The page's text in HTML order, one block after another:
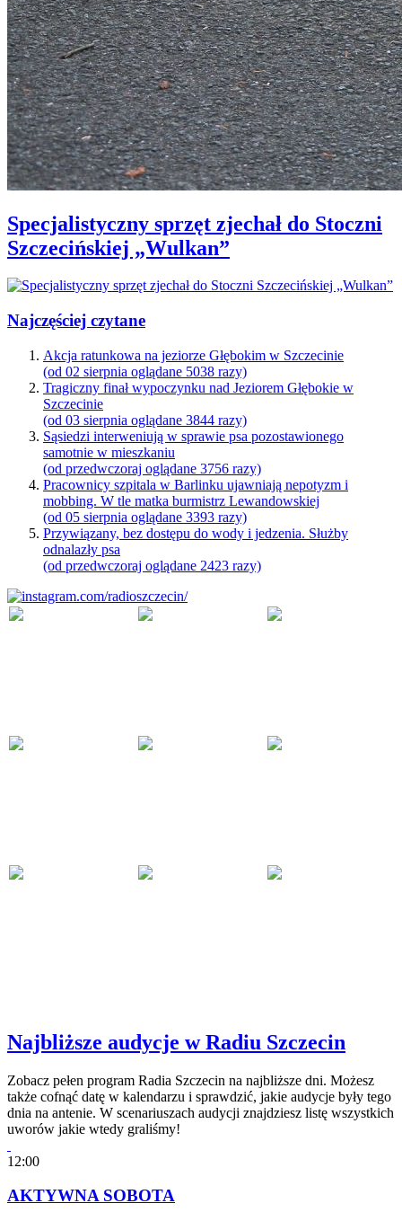
Specjalistyczny sprzęt zjechał do Stoczni
Szczecińskiej „Wulkan”
Najczęściej czytane
Akcja ratunkowa na jeziorze Głębokim w Szczecinie
(od 02 sierpnia oglądane 5038 razy)
Tragiczny finał wypoczynku nad Jeziorem Głębokie w
Szczecinie
(od 03 sierpnia oglądane 3844 razy)
Sąsiedzi interweniują w sprawie psa pozostawionego
samotnie w mieszkaniu
(od przedwczoraj oglądane 3756 razy)
Pracownicy szpitala w Barlinku ujawniają nepotyzm i
mobbing. W tle matka burmistrz Lewandowskiej
(od 05 sierpnia oglądane 3393 razy)
Przywiązany, bez dostępu do wody i jedzenia. Służby
odnalazły psa
(od przedwczoraj oglądane 2423 razy)
Najbliższe audycje w Radiu Szczecin
Zobacz pełen program Radia Szczecin na najbliższe dni. Możesz
także cofnąć datę w kalendarzu i sprawdzić, jakie audycje były tego
dnia na antenie. W scenariuszach audycji znajdziesz listę wszystkich
uworów jakie wtedy graliśmy!
12:00
AKTYWNA SOBOTA